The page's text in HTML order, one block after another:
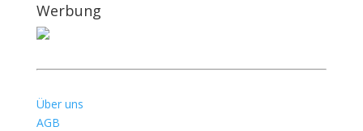
Werbung
Über uns
AGB